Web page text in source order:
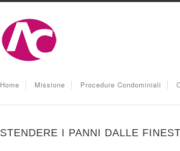
Home Missione Procedure Condominiali
STENDERE I PANNI DALLE